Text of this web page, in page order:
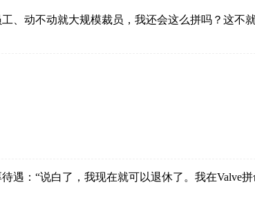
工、动不动就大规模裁员，我还会这么拼吗？这
遇：“说白了，我现在就可以退休了。我在